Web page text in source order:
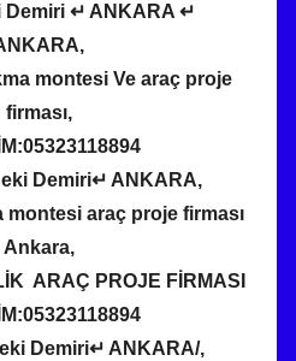
Demiri ↵ ANKARA ↵
montesi Ve araç proje
firması,
Demiri↵ ANKARA,
araç proje firması
Ankara,
ARAÇ PROJE FİRMASI
Demiri↵ ANKARA/,